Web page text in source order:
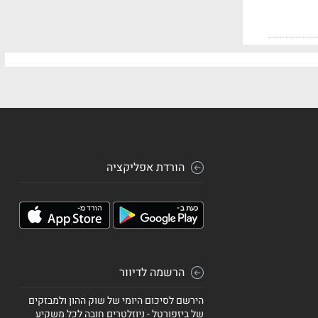
הורדת אפליקציה
הרשמה לדיוור
הירשם לסיכום היומי של שוק ההון ולמבזקים
של ביזפורטל - ניוזלטרים חובה לכל משקיע